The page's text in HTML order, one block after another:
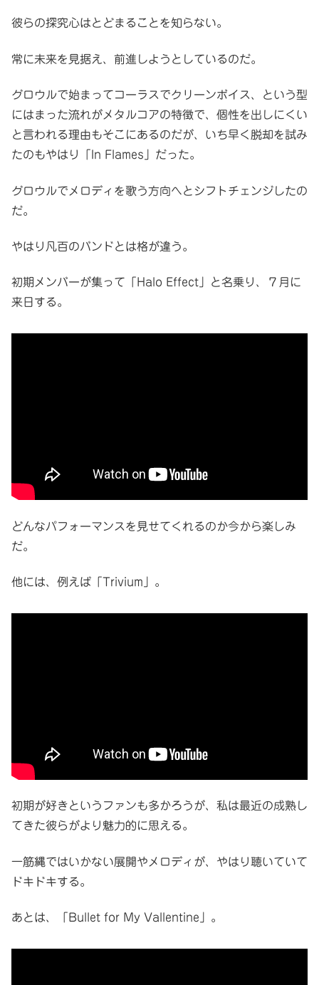
彼らの探究心はとどまることを知らない。
常に未来を見据え、前進しようとしているのだ。
グロウルで始まってコーラスでクリーンボイス、という型
にはまった流れがメタルコアの特徴で、個性を出しにくい
と言われる理由もそこにあるのだが、いち早く脱却を試み
たのもやはり「In Flames」だった。
グロウルでメロディを歌う方向へとシフトチェンジしたの
だ。
やはり凡百のバンドとは格が違う。
初期メンバーが集って「Halo Effect」と名乗り、７月に
来日する。
どんなパフォーマンスを見せてくれるのか今から楽しみ
だ。
他には、例えば「Trivium」。
初期が好きというファンも多かろうが、私は最近の成熟し
てきた彼らがより魅力的に思える。
一筋縄ではいかない展開やメロディが、やはり聴いていて
ドキドキする。
あとは、「Bullet for My Vallentine」。